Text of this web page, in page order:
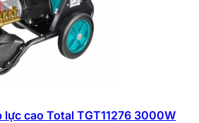
lực cao Total TGT11276 3000W